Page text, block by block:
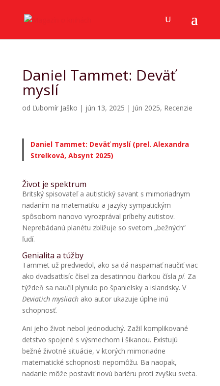
Daniel Tammet: Deväť
myslí
od Ľubomír Jaško | jún 13, 2025 | Jún 2025, Recenzie
Daniel Tammet: Deväť myslí (prel. Alexandra
Strelková, Absynt 2025)
Život je spektrum
Britský spisovateľ a autistický savant s mimoriadnym
nadaním na matematiku a jazyky sympatickým
spôsobom nanovo vyrozprával príbehy autistov.
Neprebádanú planétu zbližuje so svetom „bežných“
ľudí.
Genialita a túžby
Tammet už predviedol, ako sa dá naspamäť naučiť viac
ako dvadsaťtisíc čísel za desatinnou čiarkou čísla pí. Za
týždeň sa naučil plynulo po španielsky a islandsky. V
Deviatich mysliachako autor ukazuje úplne inú
schopnosť.
Ani jeho život nebol jednoduchý. Zažil komplikované
detstvo spojené s výsmechom i šikanou. Existujú
bežné životné situácie, v ktorých mimoriadne
matematické schopnosti nepomôžu. Ba naopak,
nadanie môže postaviť novú bariéru proti zvyšku sveta.